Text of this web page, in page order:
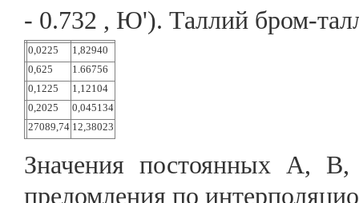
- 0.732 , Ю'). Таллий бром-
0,0225
1,82940
0,625
1.66756
0,1225
1,12104
0,2025
0,045134
27089,74 12,38023
Значения постоянных А,
преломления по